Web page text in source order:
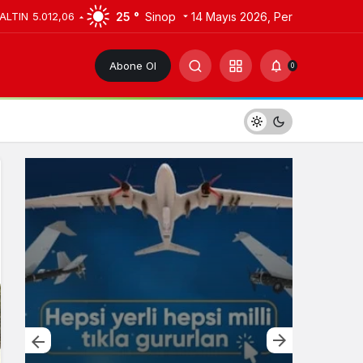
5.012,06 25 ° Sinop 14 Mayıs 2026, Per
Abone Ol 0